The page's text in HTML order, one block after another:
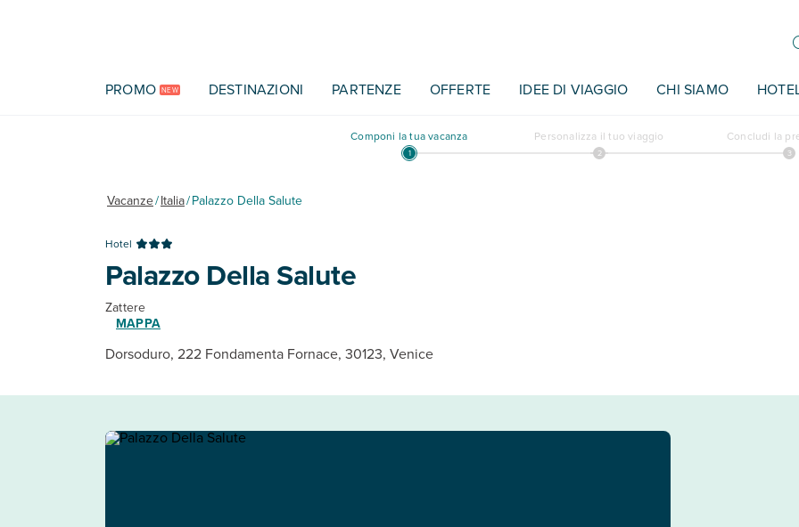
PROMO NEW DESTINAZIONI PARTENZE OFFERTE IDEE DI VIAGGIO CHI SIAMO
Componi la tua vacanza Personalizza il tuo viaggio Concludi la
Vacanze/Italia/Palazzo Della Salute
Hotel
Palazzo Della Salute
Zattere
MAPPA
Dorsoduro, 222 Fondamenta Fornace, 30123, Venice